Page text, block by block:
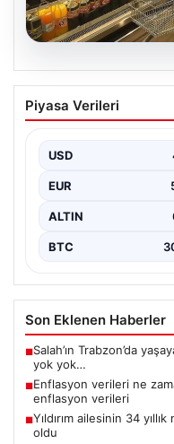
07.08.2026
Enflasyon
açıklanacak?
Piyasa Verileri
USD
EUR
ALTIN
BTC
Son Eklenen Haberler
■Salah’ın Trabzon’da
yok yok…
■Enflasyon verileri ne
enflasyon verileri
■Yıldırım ailesinin 34
oldu